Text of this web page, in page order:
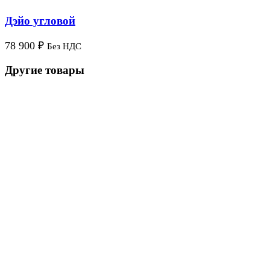
Дэйо угловой
78 900 ₽ Без НДС
Другие товары